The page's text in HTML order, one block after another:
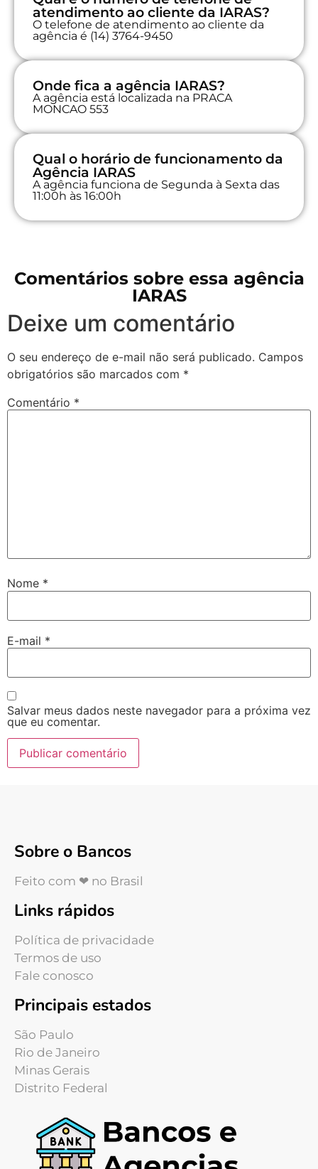
atendimento ao cliente da IARAS?
O telefone de atendimento ao cliente da
agência é (14) 3764-9450
Onde fica a agência IARAS?
A agência está localizada na PRACA
MONCAO 553
Qual o horário de funcionamento da
Agência IARAS
A agência funciona de Segunda à Sexta das
11:00h às 16:00h
Comentários sobre essa agência
IARAS
Deixe um comentário
O seu endereço de e-mail não será publicado. Campos
obrigatórios são marcados com *
Comentário *
Nome *
E-mail *
Salvar meus dados neste navegador para a próxima vez
que eu comentar.
Sobre o Bancos
Feito com ❤ no Brasil
Links rápidos
Política de privacidade
Termos de uso
Fale conosco
Principais estados
São Paulo
Rio de Janeiro
Minas Gerais
Distrito Federal